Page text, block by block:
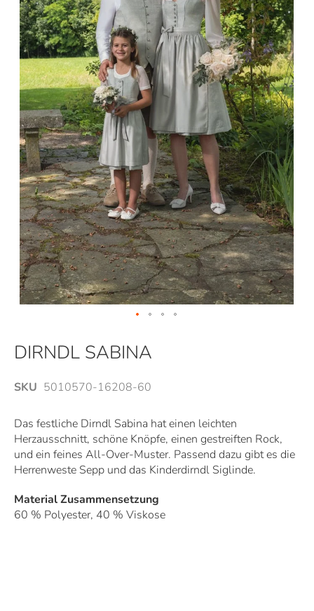
DIRNDL SABINA
SKU 5010570-16208-60
Das festliche Dirndl Sabina hat einen leichten
Herzausschnitt, schöne Knöpfe, einen gestreiften Rock,
und ein feines All-Over-Muster. Passend dazu gibt es die
Herrenweste Sepp und das Kinderdirndl Siglinde.
Material Zusammensetzung
60 % Polyester, 40 % Viskose
Anfang
der
Bildergalerie
springen